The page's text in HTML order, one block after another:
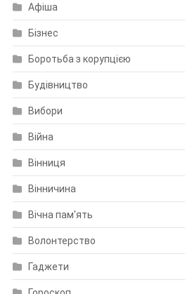
Афіша
Бізнес
Боротьба з корупцією
Будівництво
Вибори
Війна
Вінниця
Вінничина
Вічна пам'ять
Волонтерство
Гаджети